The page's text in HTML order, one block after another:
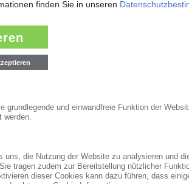
bereits seit 1996 die Fach- und
der Berichterstattung ist dabei die
Verpackungen.